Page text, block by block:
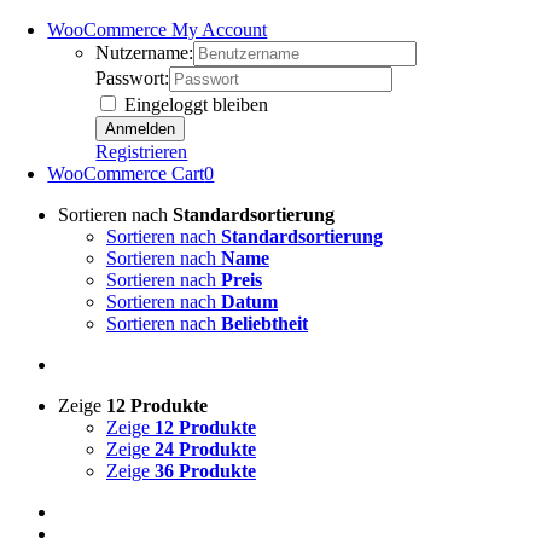
WooCommerce My Account
Nutzername:
Passwort:
Eingeloggt bleiben
Registrieren
WooCommerce Cart0
Sortieren nach Standardsortierung
Sortieren nach Standardsortierung
Sortieren nach Name
Sortieren nach Preis
Sortieren nach Datum
Sortieren nach Beliebtheit
Zeige 12 Produkte
Zeige 12 Produkte
Zeige 24 Produkte
Zeige 36 Produkte